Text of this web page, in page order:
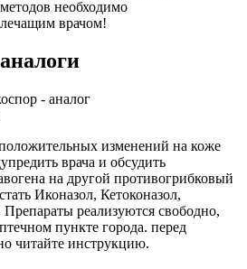
необходимо
лечащим врачом!
изменений на коже
врача и обсудить
на другой противогрибковый
Иконазол, Кетоконазол,
реализуются свободно,
пункте города. перед
читайте инструкцию.